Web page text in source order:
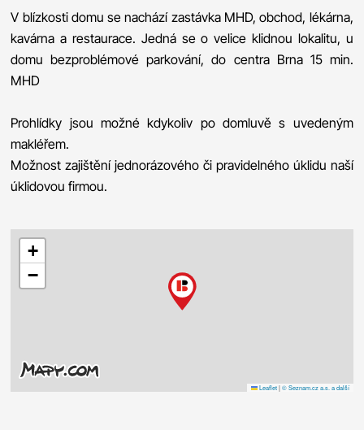
V blízkosti domu se nachází zastávka MHD, obchod, lékárna,
kavárna a restaurace. Jedná se o velice klidnou lokalitu, u
domu bezproblémové parkování, do centra Brna 15 min.
MHD
Prohlídky jsou možné kdykoliv po domluvě s uvedeným
makléřem.
Možnost zajištění jednorázového či pravidelného úklidu naší
úklidovou firmou.
+
−
Leaflet | © Seznam.cz a.s. a další